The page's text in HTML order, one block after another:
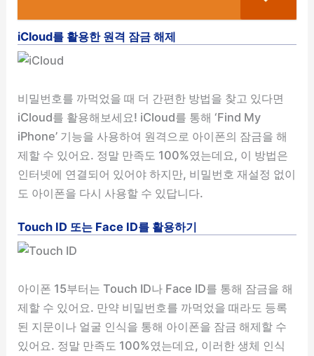
iCloud를 활용한 원격 잠금 해제
비밀번호를 까먹었을 때 더 간편한 방법을 찾고 있다면
iCloud를 활용해보세요! iCloud를 통해 ‘Find My
iPhone’ 기능을 사용하여 원격으로 아이폰의 잠금을 해
제할 수 있어요. 정말 만족도 100%였는데요, 이 방법은
인터넷에 연결되어 있어야 하지만, 비밀번호 재설정 없이
도 아이폰을 다시 사용할 수 있답니다.
Touch ID 또는 Face ID를 활용하기
아이폰 15부터는 Touch ID나 Face ID를 통해 잠금을 해
제할 수 있어요. 만약 비밀번호를 까먹었을 때라도 등록
된 지문이나 얼굴 인식을 통해 아이폰을 잠금 해제할 수
있어요. 정말 만족도 100%였는데요, 이러한 생체 인식